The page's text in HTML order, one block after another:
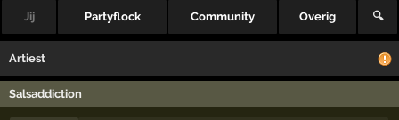
Jij Partyflock Community Overig 🔍
Artiest
Salsaddiction